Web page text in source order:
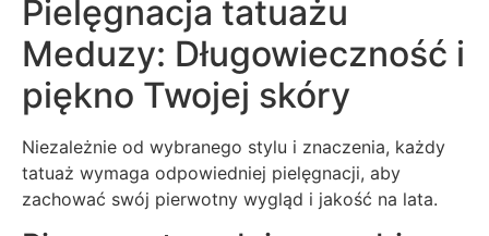
Pielęgnacja tatuażu
Meduzy: Długowieczność i
piękno Twojej skóry
Niezależnie od wybranego stylu i znaczenia, każdy
tatuaż wymaga odpowiedniej pielęgnacji, aby
zachować swój pierwotny wygląd i jakość na lata.